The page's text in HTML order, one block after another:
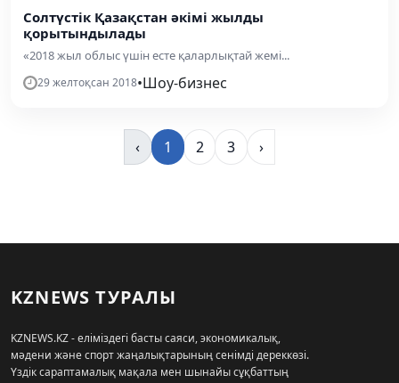
Солтүстік Қазақстан әкімі жылды
қорытындылады
«2018 жыл облыс үшін есте қаларлықтай жемі...
29 желтоқсан 2018•Шоу-бизнес
‹ 1 2 3 ›
KZNEWS ТУРАЛЫ
KZNEWS.KZ - еліміздегі басты саяси, экономикалық,
мәдени және спорт жаңалықтарының сенімді дереккөзі.
Үздік сараптамалық мақала мен шынайы сұқбаттың